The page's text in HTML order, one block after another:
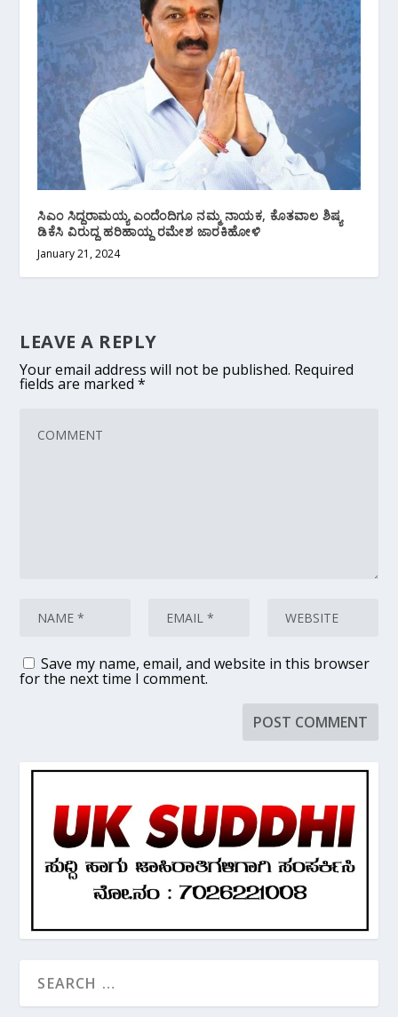
ಸಿಎಂ ಸಿದ್ದರಾಮಯ್ಯ ಎಂದೆಂದಿಗೂ ನಮ್ಮ ನಾಯಕ, ಕೊತವಾಲ ಶಿಷ್ಯ
ಡಿಕೆಸಿ ವಿರುದ್ದ ಹರಿಹಾಯ್ದ ರಮೇಶ ಜಾರಕಿಹೋಳಿ
January 21, 2024
LEAVE A REPLY
Your email address will not be published. Required
fields are marked*
Save my name, email, and website in this browser
for the next time I comment.